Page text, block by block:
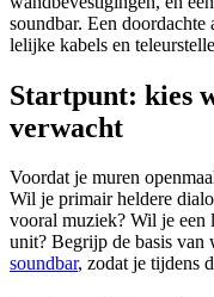
soundbar. Een
lelijke kabels en
Startpunt: kies
verwacht
Voordat je muren
Wil je primair heldere
vooral muziek? Wil je een
unit? Begrijp de basis van
soundbar, zodat je tijdens